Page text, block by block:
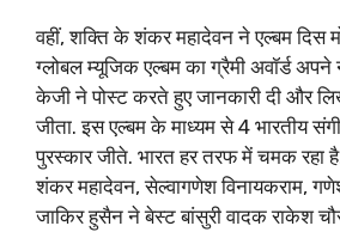
वहीं, शक्ति के शंकर महादेवन ने एल्बम दिस
ग्लोबल म्यूजिक एल्बम का ग्रैमी अवॉर्ड अपने
केजी ने पोस्ट करते हुए जानकारी दी और
जीता. इस एल्बम के माध्यम से 4 भारतीय
पुरस्कार जीते. भारत हर तरफ में चमक रहा
शंकर महादेवन, सेल्वागणेश विनायकराम,
जाकिर हुसैन ने बेस्ट बांसुरी वादक राकेश